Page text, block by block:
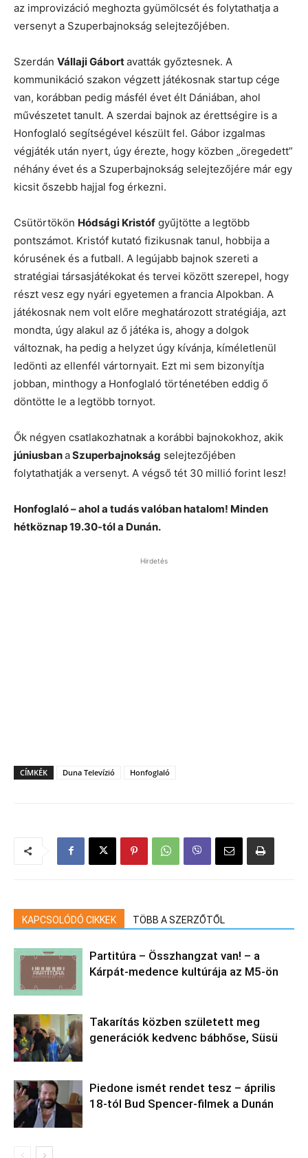
az improvizáció meghozta gyümölcsét és folytathatja a
versenyt a Szuperbajnokság selejtezőjében.
Szerdán Vállaji Gábortavatták győztesnek. A
kommunikáció szakon végzett játékosnak startup cége
van, korábban pedig másfél évet élt Dániában, ahol
művészetet tanult. A szerdai bajnok az érettségire is a
Honfoglaló segítségével készült fel. Gábor izgalmas
végjáték után nyert, úgy érezte, hogy közben „öregedett”
néhány évet és a Szuperbajnokság selejtezőjére már egy
kicsit őszebb hajjal fog érkezni.
Csütörtökön Hódsági Kristóf gyűjtötte a legtöbb
pontszámot. Kristóf kutató fizikusnak tanul, hobbija a
kórusének és a futball. A legújabb bajnok szereti a
stratégiai társasjátékokat és tervei között szerepel, hogy
részt vesz egy nyári egyetemen a francia Alpokban. A
játékosnak nem volt előre meghatározott stratégiája, azt
mondta, úgy alakul az ő játéka is, ahogy a dolgok
változnak, ha pedig a helyzet úgy kívánja, kíméletlenül
ledönti az ellenfél vártornyait. Ezt mi sem bizonyítja
jobban, minthogy a Honfoglaló történetében eddig ő
döntötte le a legtöbb tornyot.
Ők négyen csatlakozhatnak a korábbi bajnokokhoz, akik
júniusbanaSzuperbajnokság selejtezőjében
folytathatják a versenyt. A végső tét 30 millió forint lesz!
Honfoglaló – ahol a tudás valóban hatalom! Minden
hétköznap 19.30-tól a Dunán.
Hirdetés
CÍMKÉK Duna Televízió Honfoglaló
KAPCSOLÓDÓ CIKKEK TÖBB A SZERZŐTŐL
Partitúra – Összhangzat van! – a
Kárpát-medence kultúrája az M5-ön
Takarítás közben született meg
generációk kedvenc bábhőse, Süsü
Piedone ismét rendet tesz – április
18-tól Bud Spencer-filmek a Dunán